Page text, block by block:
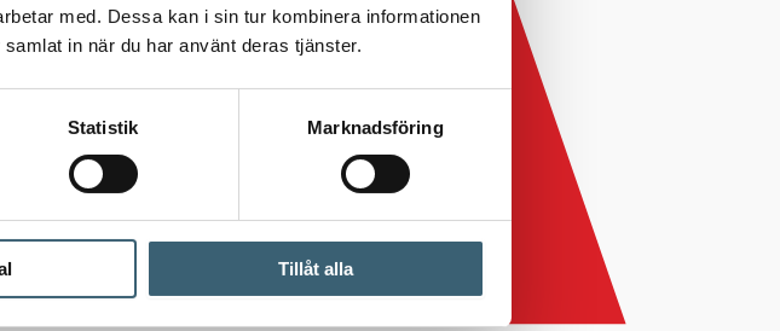
med. Dessa kan i sin tur kombinera informationen
in när du har använt deras tjänster.
Statistik Marknadsföring
Tillåt alla